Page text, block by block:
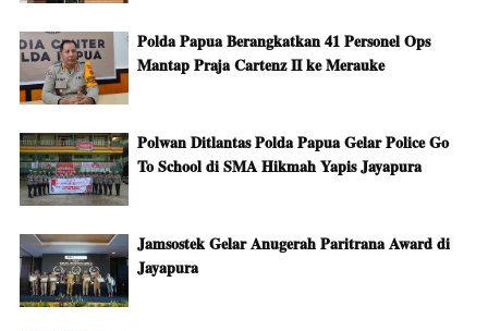
Polda Papua Berangkatkan 41 Personel Ops
Mantap Praja Cartenz II ke Merauke
Polwan Ditlantas Polda Papua Gelar Police Go
To School di SMA Hikmah Yapis Jayapura
Jamsostek Gelar Anugerah Paritrana Award di
Jayapura